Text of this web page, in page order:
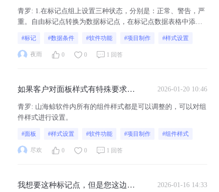
么弄呢，只能更换背景图片吗？
青罗: 1.在标记点组上设置三种状态，分别是：正常、警告，严
重。自由标记点转换为数据标记点，在标记点数据表格中添加
程-可视化大屏制作教程-山海鲸可视化。2.分别在三种状态下设
置一下标记点主体样式。3.分别设置三个数据条件：正常状态
#标记 #数据条件 #软件功能 #项目制作 #样式设置
夜雨 0 0 1 回答
如果客户对面板样式有特殊要求，
行代码层面的开发
2026-01-20 10:46
青罗: 山海鲸软件内所有的组件样式都是可以调整的，可以对组
件样式进行设置。
#面板 #样式设置 #软件功能 #项目制作 #组件样式
尽欢 0 0 1 回答
我想要这种标记点，但是您这边软
2026-01-16 14:33